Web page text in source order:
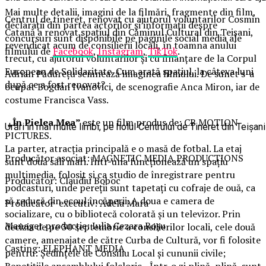
Centrul de tineret, renovat cu ajutorul voluntarilor Cosmin
Catană a renovat spațiul din Căminul Cultural din Teișani,
revendicat acum de consilierii locali, în toamna anului
trecut, cu ajutorul voluntarilor și cu finanțare de la Corpul
European de Solidaritate. Cum arată spațiul, la câteva luni
după ce a fost renovat?
Urări în mai multe limbi, pe holul Centrului de Tineret din Teișani
La parter, atracția principală e o masă de fotbal. La etaj
sunt două săli mari. Într-una funcționează un spațiu
multimedia, folosit și ca studio de înregistrare pentru
podcasturi, unde pereții sunt tapetați cu cofraje de ouă, ca
să reducă din ecoul încăperii. A doua e camera de
socializare, cu o bibliotecă colorată și un televizor. Prin
decizia de pe 30 septembrie a consilierilor locali, cele două
camere, amenajate de către Curba de Cultură, vor fi folosite
pentru: Ședințele de Consiliu Local și cununii civile;
Mai multe detalii, imagini de la filmări, fragmente din film,
declarații din partea actorilor și informații despre
concursuri sunt disponibile pe paginile social media ale
filmului de Facebook,Instagram,TikTok.
Adrian Pădurețu semnează imaginea filmului. De sunet s-a
ocupat Bogdan Ivanovici, de scenografie Anca Miron, iar de
costume Francisca Vass.
„În Pielea Mea”este un film produs de: CB MOTION
PICTURES.
Producător asociat: MAGNETIC MEDIA PRODUCTIONS
Producător: Claudiu Boboc
Producător executiv: Adela Mara
Manager producție: Iulia Cezara Roșu
Casting: ELEPHANT MEDIA